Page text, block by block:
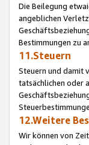
Die Beilegung
angeblichen
Bestimmungen zu
11.Steuern
Steuern und damit
tatsächlichen oder
12.Weitere
Wir können von